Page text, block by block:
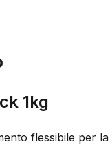
1kg
flessibile per la